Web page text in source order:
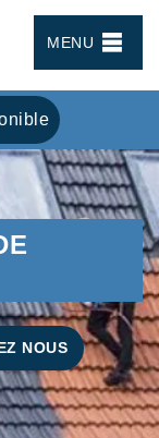
MENU
NOUS